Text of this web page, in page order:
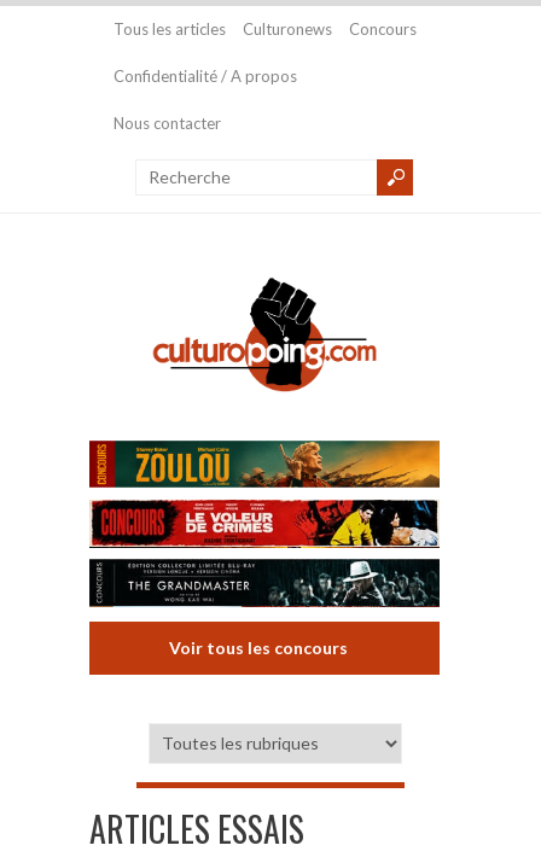
Tous les articles Culturonews Concours
Confidentialité / A propos
Nous contacter
Voir tous les concours
ARTICLES ESSAIS